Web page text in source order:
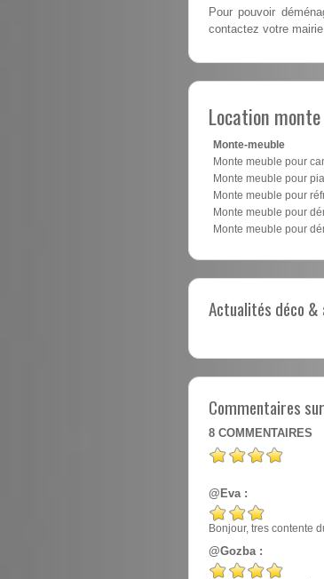
Pour pouvoir
contactez votre
Location
Monte-meuble
Monte meuble pour
Monte meuble pour
Monte meuble pour
Monte meuble pour
Monte meuble pour
Actualités déco
Commentaires
8 COMMENTAIRES
@Eva :
Bonjour, tres contente
@Gozba :